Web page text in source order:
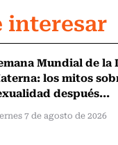
interesar
Mundial de la
los mitos
después...
7 de agosto de 2026